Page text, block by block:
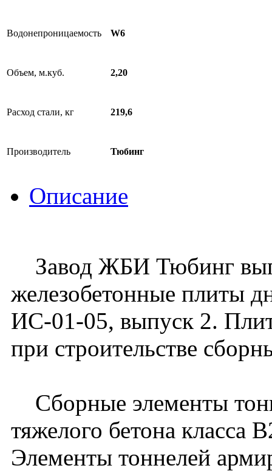
Водонепроницаемость W6
Объем, м.куб. 2,20
Расход стали, кг 219,6
Производитель Тюбинг
Описание
Завод ЖБИ Тюбинг
железобетонные плиты
ИС-01-05, выпуск 2.
при строительстве
Сборные элементы
тяжелого бетона класса
Элементы тоннелей